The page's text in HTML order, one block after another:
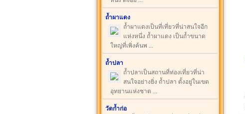
ถ้ำผาแดง
ถ้ำผาแดงเป็นที่เที่ยวที่น่าสนใจอีก
แห่งหนึ่ง ถ้ำผาแดง เป็นถ้ำขนาด
ใหญ่ที่เพิ่งค้นพ ...
ถ้ำปลา
ถ้ำปลาเป็นสถานที่ท่องเที่ยวที่น่า
สนใจอย่างยิ่ง ถ้ำปลา ตั้งอยู่ในเขต
อุทยานแห่งชาต ...
วัดก้ำก่อ